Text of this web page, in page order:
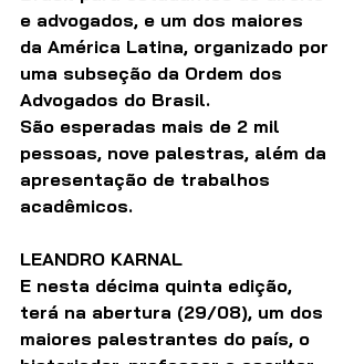
e advogados, e um dos maiores
da América Latina, organizado por
uma subseção da Ordem dos
Advogados do Brasil.
São esperadas mais de 2 mil
pessoas, nove palestras, além da
apresentação de trabalhos
acadêmicos.
LEANDRO KARNAL
E nesta décima quinta edição,
terá na abertura (29/08), um dos
maiores palestrantes do país, o